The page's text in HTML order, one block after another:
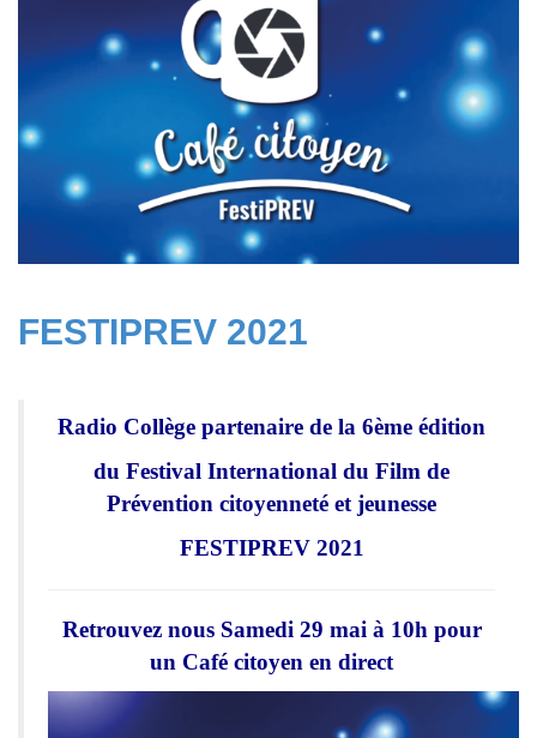
FESTIPREV 2021
Radio Collège partenaire de la 6ème édition
du Festival International du Film de
Prévention citoyenneté et jeunesse
FESTIPREV 2021
Retrouvez nous Samedi 29 mai à 10h pour
un Café citoyen en direct